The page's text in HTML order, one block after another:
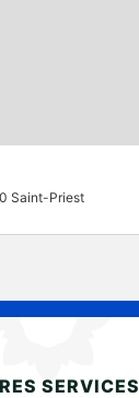
Saint-Priest
SERVICES